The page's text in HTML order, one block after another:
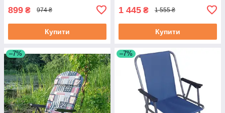
899 ₴ 974 ₴
Купити
1 445 ₴ 1 555 ₴
Купити
–7% –7%